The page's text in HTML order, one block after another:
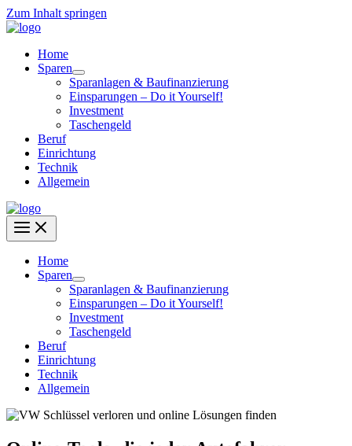
Zum Inhalt springen
Home
Sparen
Sparanlagen & Baufinanzierung
Einsparungen – Do it Yourself!
Investment
Taschengeld
Beruf
Einrichtung
Technik
Allgemein
Home
Sparen
Sparanlagen & Baufinanzierung
Einsparungen – Do it Yourself!
Investment
Taschengeld
Beruf
Einrichtung
Technik
Allgemein